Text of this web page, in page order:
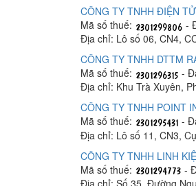
CÔNG TY TNHH ĐIỆN
Mã số thuế:
-
Địa chỉ: Lô số 06, CN4,
CÔNG TY TNHH DTTM
Mã số thuế:
-
Địa chỉ: Khu Trà Xuyên,
CÔNG TY TNHH POINT
Mã số thuế:
-
Địa chỉ: Lô số 11, CN3,
CÔNG TY TNHH LINH
Mã số thuế:
-
Địa chỉ: Số 35, Đường